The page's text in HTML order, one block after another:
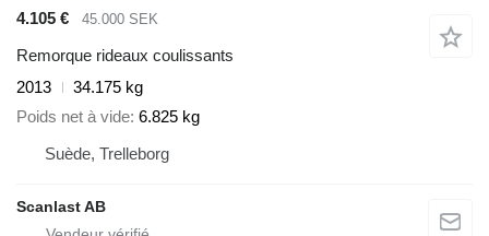
4.105 €
45.000 SEK
Remorque rideaux coulissants
2013
34.175 kg
Poids net à vide 6.825 kg
Suède, Trelleborg
Scanlast AB